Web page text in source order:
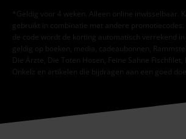
*Geldig voor 4 weken. Alleen online inwisselbaar.
gebruikt in combinatie met andere promotiecodes.
de code wordt de korting automatisch verrekend
geldig op boeken, media, cadeaubonnen,
Die Ärzte, Die Toten Hosen, Feine Sahne
Onkelz en artikelen die bijdragen aan een goed